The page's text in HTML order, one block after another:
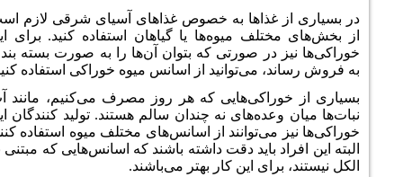
به خصوص غذاهای آسیای شرقی لازم است
میوه‌ها یا گیاهان استفاده کنید. برای این
صورتی که بتوان آن‌ها را به صورت بسته بندی
از اسانس میوه خوراکی استفاده کنید.
که هر روز مصرف می‌کنیم، مانند آب
نه چندان سالم هستند. تولید کنندگان این
از اسانس‌های مختلف میوه استفاده کنند.
دقت داشته باشند که اسانس‌هایی که مبتنی بر
این کار بهتر می‌باشند.